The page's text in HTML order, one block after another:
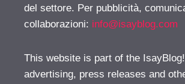
del settore. Per pubblicità,
collaborazioni: info@isayblog.com
This website is part of the
advertising, press releases and